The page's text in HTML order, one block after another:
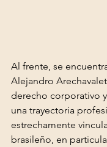
Al frente, se
Alejandro
derecho corporativo
una trayectoria
estrechamente
brasileño, en